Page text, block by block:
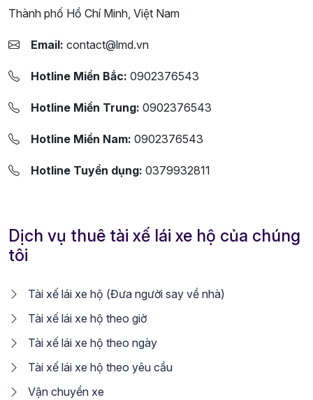
Thành phố Hồ Chí Minh, Việt Nam
Email: contact@lmd.vn
Hotline Miền Bắc: 0902376543
Hotline Miền Trung: 0902376543
Hotline Miền Nam: 0902376543
Hotline Tuyển dụng: 0379932811
Dịch vụ thuê tài xế lái xe hộ của chúng
tôi
Tài xế lái xe hộ (Đưa người say về nhà)
Tài xế lái xe hộ theo giờ
Tài xế lái xe hộ theo ngày
Tài xế lái xe hộ theo yêu cầu
Vận chuyển xe